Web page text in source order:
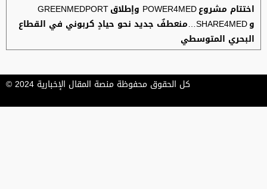
اختتام مشروع POWER4MED وإطلاق GREENMEDPORT
و SHARE4MED…منعطفٌ جديد نحو حيادٍ كربوني في القطاع
البحري المتوسطي
كل الحقوق محفوظة منصة المقال الإخبارية 2024 ©